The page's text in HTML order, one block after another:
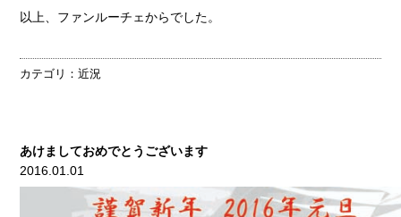
以上、ファンルーチェからでした。
カテゴリ：近況
あけましておめでとうございます
2016.01.01